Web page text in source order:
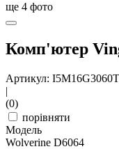
ще 4 фото
Комп'ютер
Артикул:
|
(0)
порівняти
Модель
Wolverine D6064